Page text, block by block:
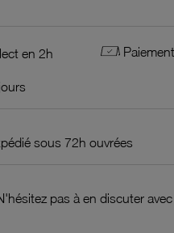
en 2h
sous 72h ouvrées
pas à en discuter